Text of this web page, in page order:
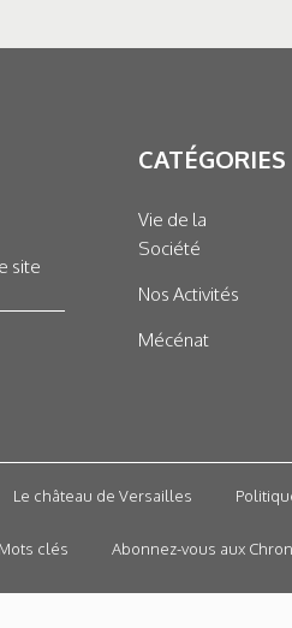
site
CATÉGORIES
Vie de la
Société
Nos Activités
Mécénat
Le château de Versailles
Mots clés Abonnez-vous aux